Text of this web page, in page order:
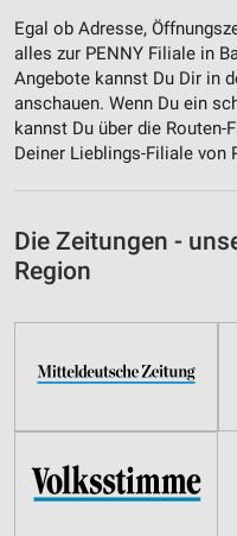
Egal ob Adresse,
alles zur PENNY Filiale in
Angebote kannst Du Dir in
anschauen. Wenn Du ein
kannst Du über die
Deiner Lieblings-Filiale von
Die Zeitungen -
Region